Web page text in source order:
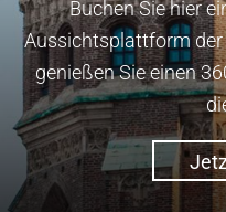
Buchen Sie hier
Aussichtsplattform
genießen Sie einen